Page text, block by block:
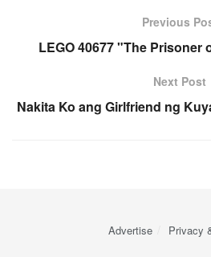
Previous
LEGO 40677 "The Prisoner
Next Post
Nakita Ko ang Girlfriend ng
Advertise Privacy